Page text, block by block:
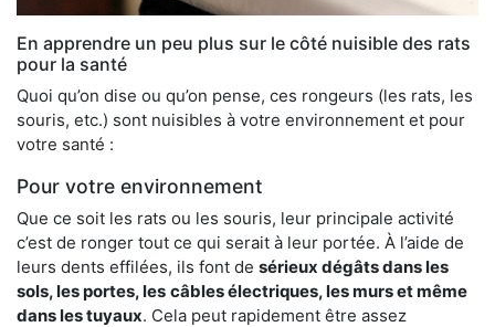
En apprendre un peu plus sur le côté nuisible des rats
pour la santé
Quoi qu’on dise ou qu’on pense, ces rongeurs (les rats, les
souris, etc.) sont nuisibles à votre environnement et pour
votre santé :
Pour votre environnement
Que ce soit les rats ou les souris, leur principale activité
c’est de ronger tout ce qui serait à leur portée. À l’aide de
leurs dents effilées, ils font de sérieux dégâts dans les
sols, les portes, les câbles électriques, les murs et même
dans les tuyaux. Cela peut rapidement être assez